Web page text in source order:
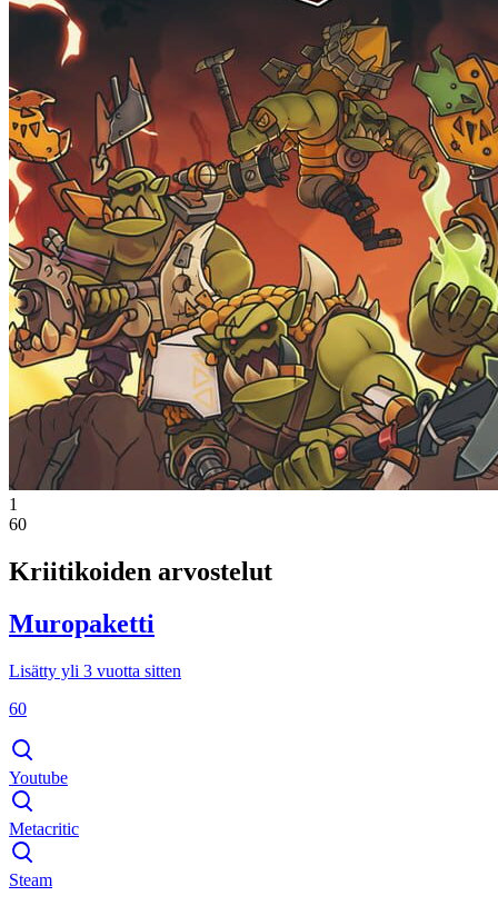
1
60
Kriitikoiden arvostelut
Muropaketti
Lisätty yli 3 vuotta sitten
60
Youtube
Metacritic
Steam